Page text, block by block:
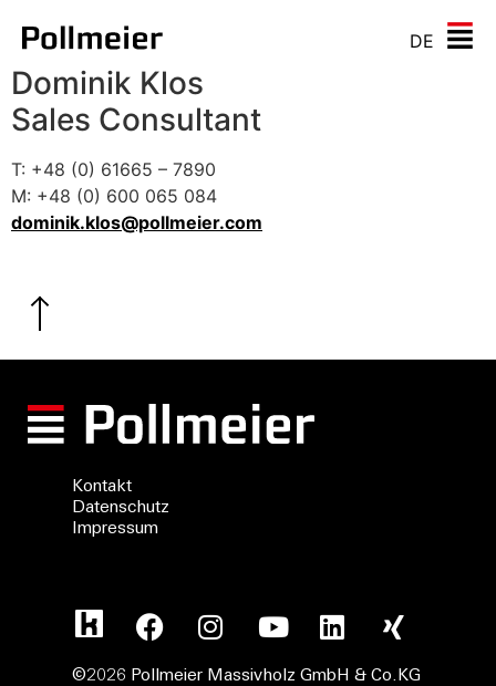
DE
Dominik Klos
Sales Consultant
T: +48 (0) 61665 – 7890
M: +48 (0) 600 065 084
dominik.klos@pollmeier.com
Kontakt
Datenschutz
Impressum
©2026 Pollmeier Massivholz GmbH & Co.KG